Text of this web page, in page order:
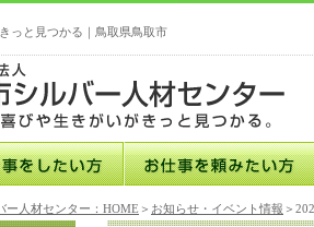
っと見つかる｜鳥取県鳥取市
ー人材センター：HOME ＞ お知らせ・イベント情報 ＞